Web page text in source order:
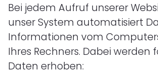
Bei jedem Aufruf unserer
unser System automatisiert
Informationen vom
Ihres Rechners. Dabei werden
Daten erhoben: